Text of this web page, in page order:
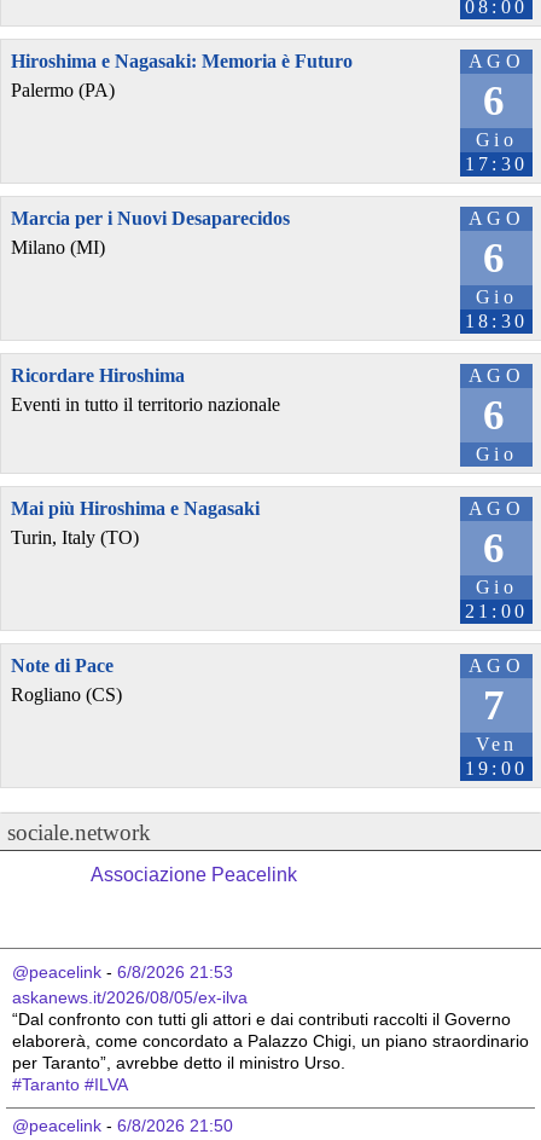
08:00
AGO
6
Gio
17:30
Hiroshima e Nagasaki: Memoria è Futuro
Palermo (PA)
AGO
6
Gio
18:30
Marcia per i Nuovi Desaparecidos
Milano (MI)
AGO
6
Gio
Ricordare Hiroshima
Eventi in tutto il territorio nazionale
AGO
6
Gio
21:00
Mai più Hiroshima e Nagasaki
Turin, Italy (TO)
AGO
7
Ven
19:00
Note di Pace
Rogliano (CS)
sociale.network
Associazione Peacelink
@peacelink - 6/8/2026 21:53
askanews.it/2026/08/05/ex-ilva
“Dal confronto con tutti gli attori e dai contributi raccolti il Governo
elaborerà, come concordato a Palazzo Chigi, un piano straordinario
per Taranto”, avrebbe detto il ministro Urso.
#Taranto #ILVA
@peacelink - 6/8/2026 21:50